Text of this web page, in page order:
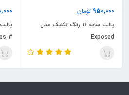
950,000 تومان
پالت سایه 16 رنگ تکنیک مدل
Exposed
3